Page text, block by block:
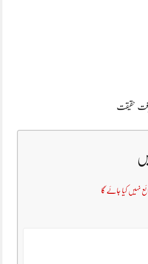
حقیقت
نہیں کیا جائے گا